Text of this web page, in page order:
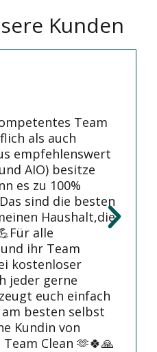
Kunden
Team
als auch
empfehlenswert
AIO) besitze
es zu 100%
sind die besten
Haushalt,die
alle
ihr Team
kostenloser
jeder gerne
euch einfach
am besten selbst
Kundin von
Clean 🫶🍀🙏